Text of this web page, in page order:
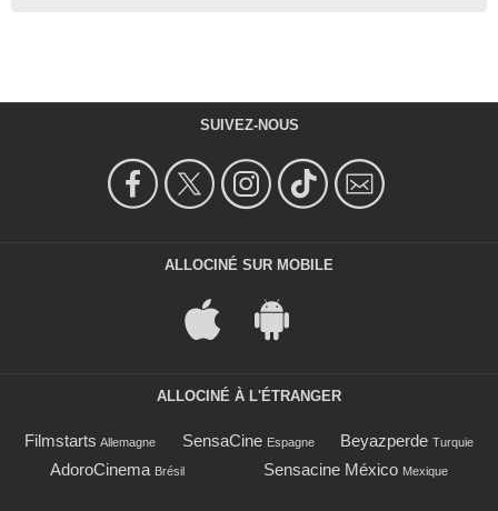
SUIVEZ-NOUS
ALLOCINÉ SUR MOBILE
ALLOCINÉ À L'ÉTRANGER
Filmstarts Allemagne SensaCine Espagne Beyazperde Turquie
AdoroCinema Brésil Sensacine México Mexique